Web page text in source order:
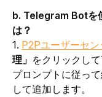
b. Telegram Botを
は？
1. P2Pユーザーセン
理」 をクリックし
プロンプトに従っ
して追加します。